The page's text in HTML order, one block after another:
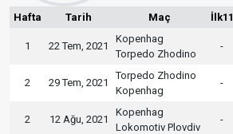
Hafta Tarih Maç İlk11
1 22 Tem, 2021
Kopenhag
Torpedo Zhodino
-
2 29 Tem, 2021
Torpedo Zhodino
Kopenhag
-
2 12 Ağu, 2021
Kopenhag
Lokomotiv Plovdiv
-